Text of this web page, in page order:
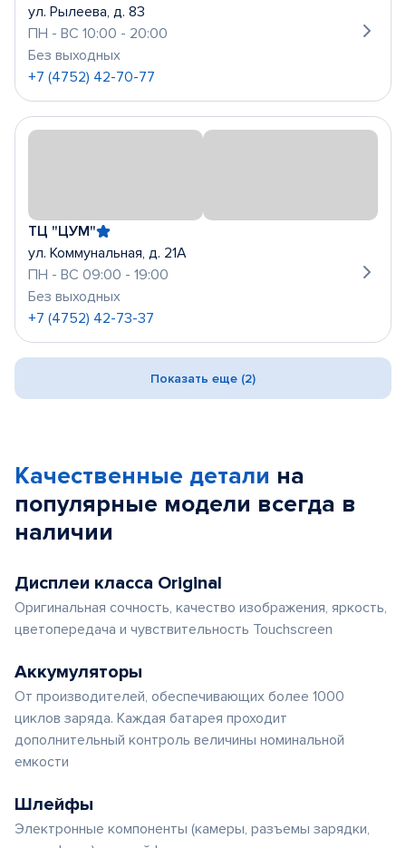
ул. Рылеева, д. 83
ПН - ВС 10:00 - 20:00
Без выходных
+7 (4752) 42-70-77
ТЦ "ЦУМ"
ул. Коммунальная, д. 21А
ПН - ВС 09:00 - 19:00
Без выходных
+7 (4752) 42-73-37
Показать еще (2)
Качественные детали на
популярные модели всегда в
наличии
Дисплеи класса Original
Оригинальная сочность, качество изображения, яркость,
цветопередача и чувствительность Touchscreen
Аккумуляторы
От производителей, обеспечивающих более 1000
циклов заряда. Каждая батарея проходит
дополнительный контроль величины номинальной
емкости
Шлейфы
Электронные компоненты (камеры, разъемы зарядки,